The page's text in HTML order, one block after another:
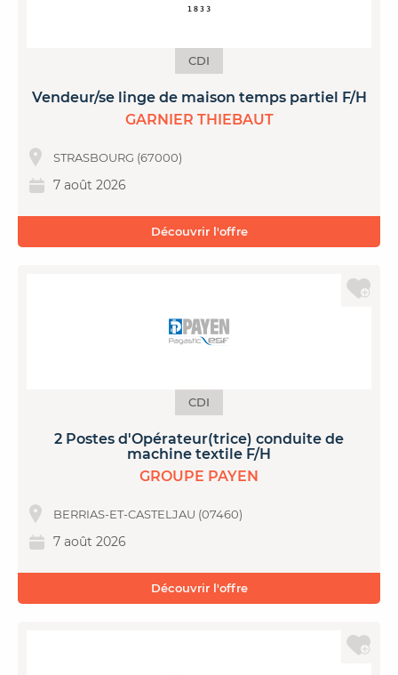
CDI
Vendeur/se linge de maison temps partiel F/H
GARNIER THIEBAUT
STRASBOURG (67000)
7 août 2026
Découvrir l'offre
CDI
2 Postes d'Opérateur(trice) conduite de
machine textile F/H
GROUPE PAYEN
BERRIAS-ET-CASTELJAU (07460)
7 août 2026
Découvrir l'offre